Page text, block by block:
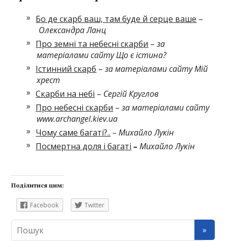
Бо де скарб ваш, там буде й серце ваше –
Олександра Ланц
Про земні та небесні скарби –за
матеріалами сайту Що є істина?
Істинний скарб –за матеріалами сайту Мій
хрест
Скарби на небі – Сергій Круглов
Про небесні скарби –за матеріалами сайту
www.archangel.kiev.ua
Чому саме багаті?.. – Михайло Лукін
Посмертна доля і багаті –Михайло Лукін
Поділитися цим:
Facebook Twitter